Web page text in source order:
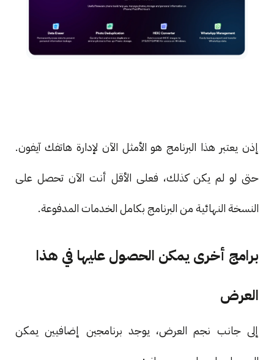
إذن يعتبر هذا البرنامج هو الأمثل الآن لإدارة هاتفك آيفون.
حتى لو لم يكن كذلك، فعلى الأقل أنت الآن تحصل على
النسخة النهائية من البرنامج بكامل الخدمات المدفوعة.
برامج أخرى يمكن الحصول عليها في هذا
العرض
إلى جانب نجم العرض، يوجد برنامجين إضافيين يمكن